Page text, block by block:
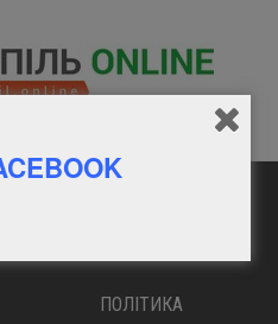
ПОЛІТИКА